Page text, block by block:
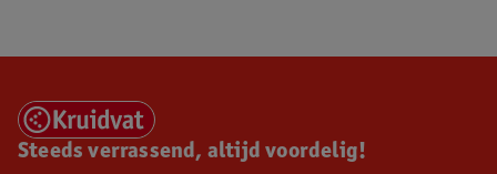
Steeds verrassend, altijd voordelig!